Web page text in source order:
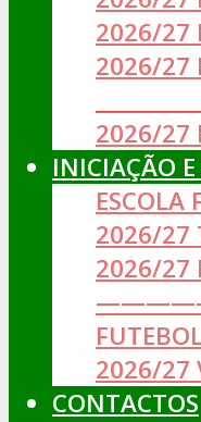
2026/27
2026/27
2026/27
INICIAÇÃO E
ESCOLA
2026/27
2026/27
2026/27
CONTACTOS